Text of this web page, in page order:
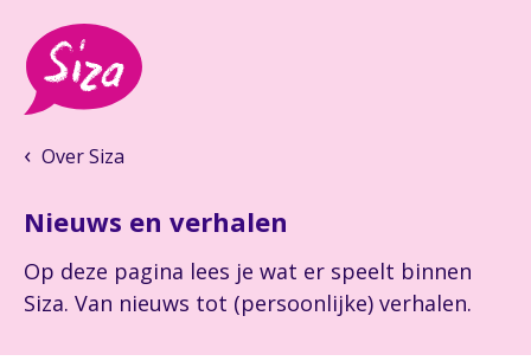
Over Siza
Nieuws en verhalen
Op deze pagina lees je wat er speelt binnen
Siza. Van nieuws tot (persoonlijke) verhalen.